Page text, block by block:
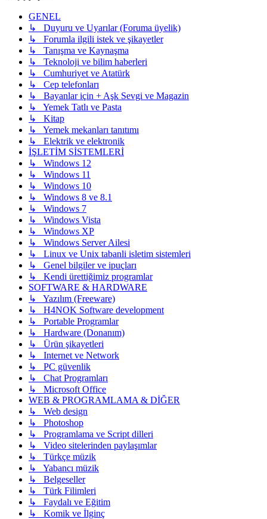
GENEL
↳ Duyuru ve Uyarılar (Foruma üyelik)
↳ Forumla ilgili istek ve şikayetler
↳ Tanışma ve Kaynaşma
↳ Teknoloji ve bilim haberleri
↳ Cumhuriyet ve Atatürk
↳ Cep telefonları
↳ Bayanlar için + Aşk Sevgi ve Magazin
↳ Yemek Tatlı ve Pasta
↳ Kitap
↳ Yemek mekanları tanıtımı
↳ Elektrik ve elektronik
İŞLETİM SİSTEMLERİ
↳ Windows 12
↳ Windows 11
↳ Windows 10
↳ Windows 8 ve 8.1
↳ Windows 7
↳ Windows Vista
↳ Windows XP
↳ Windows Server Ailesi
↳ Linux ve Unix tabanli isletim sistemleri
↳ Genel bilgiler ve ipuçları
↳ Kendi ürettiğimiz programlar
SOFTWARE & HARDWARE
↳ Yazılım (Freeware)
↳ H4NOK Software development
↳ Portable Programlar
↳ Hardware (Donanım)
↳ Ürün şikayetleri
↳ Internet ve Network
↳ PC güvenlik
↳ Chat Programları
↳ Microsoft Office
WEB & PROGRAMLAMA & DİĞER
↳ Web design
↳ Photoshop
↳ Programlama ve Script dilleri
↳ Video sitelerinden paylaşımlar
↳ Türkçe müzik
↳ Yabancı müzik
↳ Belgeseller
↳ Türk Filimleri
↳ Faydalı ve Eğitim
↳ Komik ve İlginç